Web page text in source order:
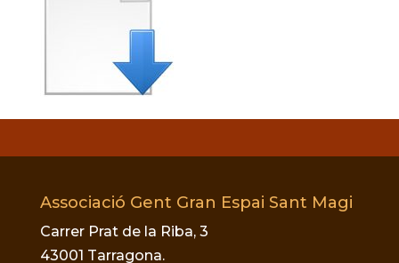
Associació Gent Gran Espai Sant Magi
Carrer Prat de la Riba, 3
43001 Tarragona.